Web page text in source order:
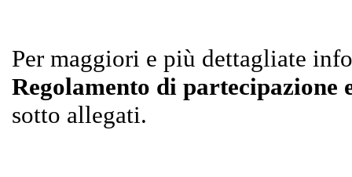
Per maggiori e più dettagliate
Regolamento di partecipazione
sotto allegati.